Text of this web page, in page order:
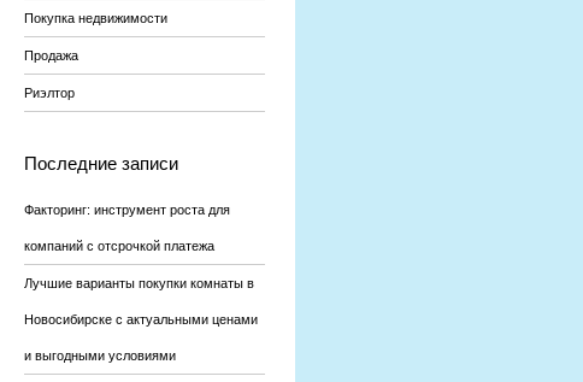
Покупка недвижимости
Продажа
Риэлтор
Последние записи
Факторинг: инструмент роста для
компаний с отсрочкой платежа
Лучшие варианты покупки комнаты в
Новосибирске с актуальными ценами
и выгодными условиями